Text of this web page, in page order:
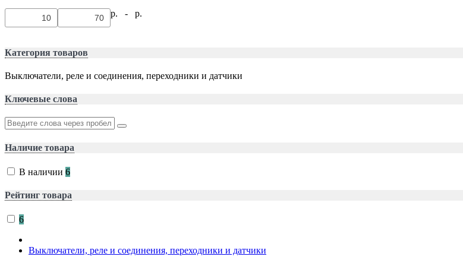
р. - р.
Категория товаров
Выключатели, реле и соединения, переходники и датчики
Ключевые слова
Наличие товара
В наличии 6
Рейтинг товара
6
Выключатели, реле и соединения, переходники и датчики